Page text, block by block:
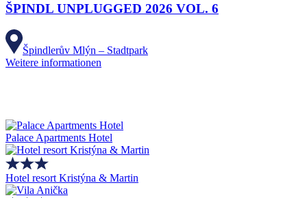
ŠPINDL UNPLUGGED 2026 VOL. 6
Špindlerův Mlýn – Stadtpark
Weitere informationen
Palace Apartments Hotel
Hotel resort Kristýna & Martin